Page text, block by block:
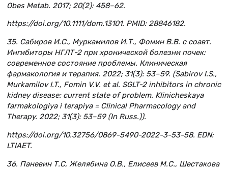
Obes Metab. 2017; 20(2): 458–62.
https://doi.org/10.1111/dom.13101. PMID: 28846182.
35. Сабиров И.С., Муркамилов И.Т., Фомин В.В. с соавт.
Ингибиторы НГЛТ-2 при хронической болезни почек:
современное состояние проблемы. Клиническая
фармакология и терапия. 2022; 31(3): 53–59. (Sabirov I.S.,
Murkamilov I.T., Fomin V.V. et al. SGLT-2 inhibitors in chronic
kidney disease: current state of problem. Klinicheskaya
farmakologiya i terapiya = Clinical Pharmacology and
Therapy. 2022; 31(3): 53–59 (In Russ.)).
https://doi.org/10.32756/0869-5490-2022-3-53-58. EDN:
LTIAET.
36. Паневин Т.С, Желябина О.В., Елисеев М.С., Шестакова